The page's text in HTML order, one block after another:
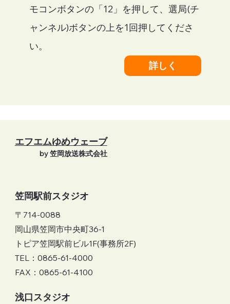
モコンボタンの「12」を押して、選局(チ
ャンネル)ボタンの上を1回押してくださ
い。
詳しく
エフエムゆめウェーブ
by 笠岡放送株式会社
笠岡駅前スタジオ
〒714-0088
岡山県笠岡市中央町36-1
トピア笠岡駅前ビル1F(事務所2F)
TEL：0865-61-4000
FAX：0865-61-4100
​浅口スタジオ